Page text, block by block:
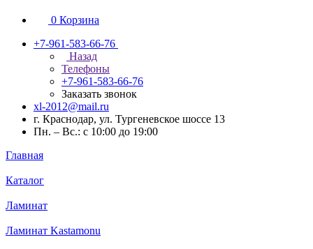
0 Корзина
+7-961-583-66-76
Назад
Телефоны
+7-961-583-66-76
Заказать звонок
xl-2012@mail.ru
г. Краснодар, ул. Тургеневское шоссе 13
Пн. – Вс.: с 10:00 до 19:00
Главная
Каталог
Ламинат
Ламинат Kastamonu